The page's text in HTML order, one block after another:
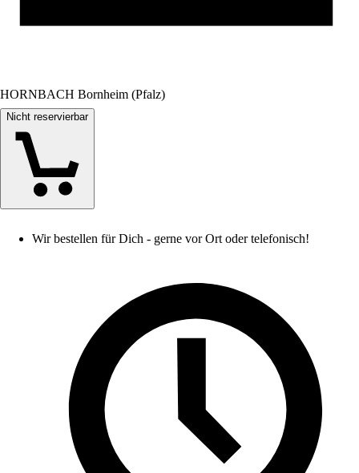
HORNBACH Bornheim (Pfalz)
Nicht reservierbar
Wir bestellen für Dich - gerne vor Ort oder telefonisch!